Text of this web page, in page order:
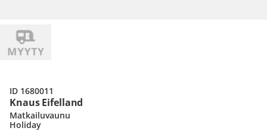
Knaus Eifelland
Matkailuvaunu
Holiday
ID 1680011